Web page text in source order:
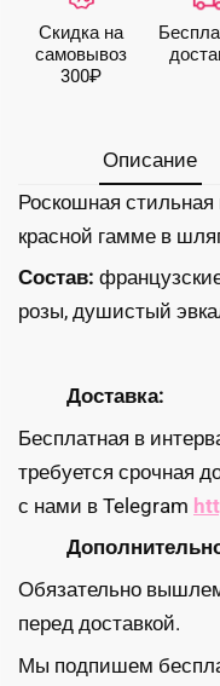
крупными
розами
Скидка на
самовывоз
300₽
Описание
Роскошная
красной гамме в
Состав:
розы, душистый
Доставка:
Бесплатная в
требуется срочная
с нами в Telegram
Обязательно
перед доставкой.
Мы подпишем